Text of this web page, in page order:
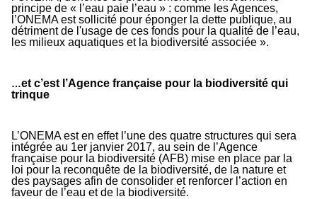
principe de « l’eau paie l’eau » : comme les Agences,
l’ONEMA est sollicité pour éponger la dette publique, au
détriment de l'usage de ces fonds pour la qualité de l’eau,
les milieux aquatiques et la biodiversité associée ».
…et c’est l’Agence française pour la biodiversité qui
trinque
L’ONEMA est en effet l’une des quatre structures qui sera
intégrée au 1er janvier 2017, au sein de l’Agence
française pour la biodiversité (AFB) mise en place par la
loi pour la reconquête de la biodiversité, de la nature et
des paysages afin de consolider et renforcer l’action en
faveur de l’eau et de la biodiversité.